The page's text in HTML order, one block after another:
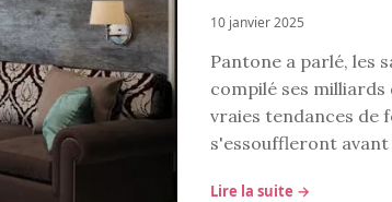
10 janvier 2025
Pantone a parlé, les
compilé ses
vraies tendances de
s'essouffleront avant
Lire la suite →